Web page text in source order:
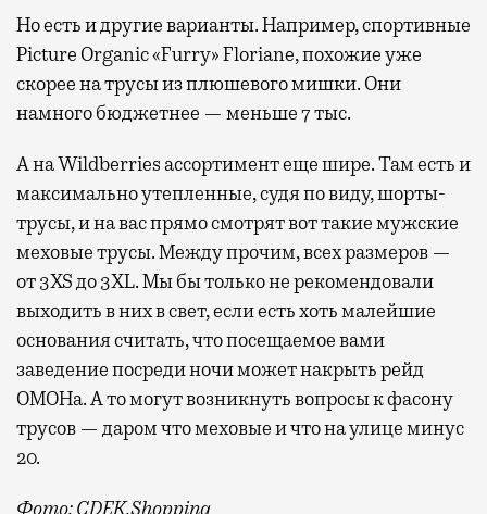
Но есть и другие варианты. Например, спортивные
Picture Organic «Furry» Floriane, похожие уже
скорее на трусы из плюшевого мишки. Они
намного бюджетнее — меньше 7 тыс.
А на Wildberries ассортимент еще шире. Там есть и
максимально утепленные, судя по виду, шорты-
трусы, и на вас прямо смотрят вот такие мужские
меховые трусы. Между прочим, всех размеров —
от 3XS до 3XL. Мы бы только не рекомендовали
выходить в них в свет, если есть хоть малейшие
основания считать, что посещаемое вами
заведение посреди ночи может накрыть рейд
ОМОНа. А то могут возникнуть вопросы к фасону
трусов — даром что меховые и что на улице минус
20.
Фото: CDEK.Shopping